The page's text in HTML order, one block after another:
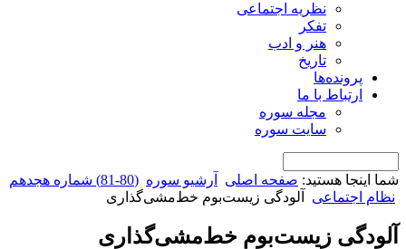
نظریه اجتماعی
تفکر
هنر و ادب
تاریخ
پرونده‌ها
ارتباط با ما
مجله سوره
سایت سوره
شما اینجا هستید: صفحه اصلی آرشیو سوره (80-81) شماره هجدهم
نظام اجتماعی
آلودگی زیست‌بوم خط‌مشی‌گذاری
آلودگی زیست‌بوم خط‌مشی‌گذاری